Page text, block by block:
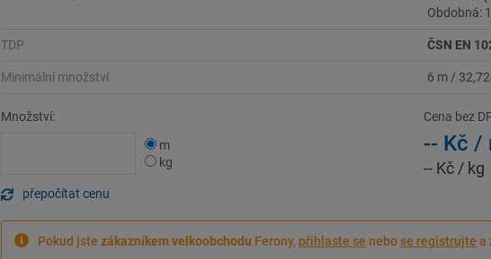
Obdobná:
TDP ČSN EN
Minimální množství 6 m/
Množství:
m
kg
přepočítat cenu
Cena bez
-- Kč /
-- Kč/ kg
Pokud jste zákazníkem velkoobchodu Ferony, přihlaste se nebose registrujte a